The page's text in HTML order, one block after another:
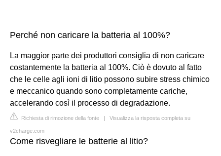
Perché non caricare la batteria al 100%?
La maggior parte dei produttori consiglia di non caricare
costantemente la batteria al 100%. Ciò è dovuto al fatto
che le celle agli ioni di litio possono subire stress chimico
e meccanico quando sono completamente cariche,
accelerando così il processo di degradazione.
Richiesta di rimozione della fonte | Visualizza la risposta completa su
v2charge.com
Come risvegliare le batterie al litio?